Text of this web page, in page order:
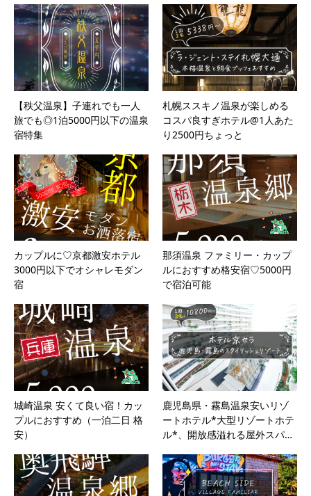
【秩父温泉】子連れでも一人
旅でも◎1泊5000円以下の温泉
宿特集
札幌ススキノ温泉が楽しめる
コスパ良すぎホテル@1人あた
り2500円ちょっと
カップルに♡京都激安ホテル
3000円以下でオシャレモダン
宿
那須温泉 ファミリー・カップ
ルにおすすめ格安宿♡5000円
で宿泊可能
城崎温泉 安くて良い宿！カッ
プルにおすすめ（一泊二日 格
安）
鹿児島県・霧島温泉安いリゾ
ートホテル*大型リゾートホテ
ル*、開放感溢れる屋外スパ…